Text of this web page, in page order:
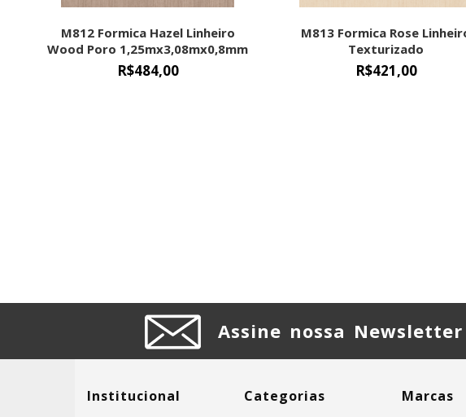
M812 Formica Hazel Linheiro
Wood Poro 1,25mx3,08mx0,8mm
R$484,00
M813 Formica Rose
Texturizado
1,25mx3,08mx0,8mm
R$421,00
Assine nossa Newsletter
Institucional Categorias Marcas